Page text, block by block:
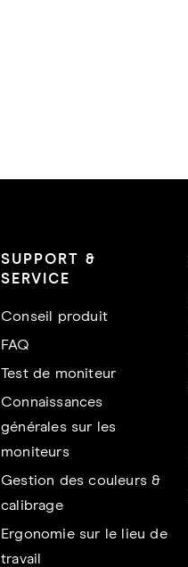
SUPPORT &
SERVICE
Conseil produit
FAQ
Test de moniteur
Connaissances
générales sur les
moniteurs
Gestion des couleurs &
calibrage
Ergonomie sur le lieu de
travail